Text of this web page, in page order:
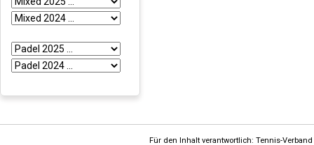
Für den Inhalt verantwortlich: Tennis-